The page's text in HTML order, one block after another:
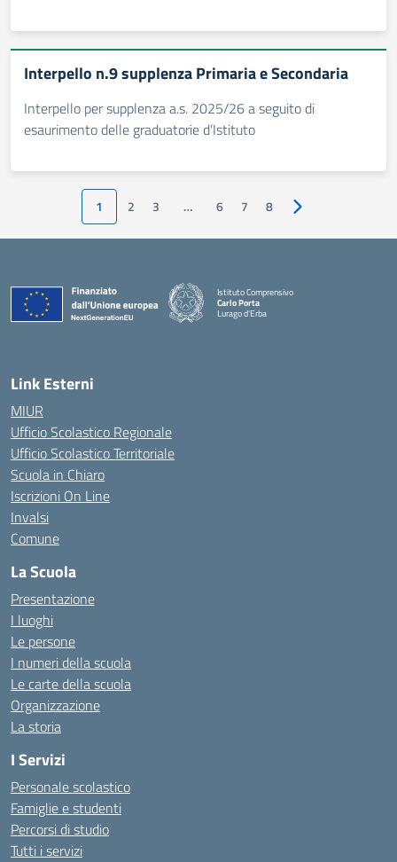
Interpello n.9 supplenza Primaria e Secondaria
Interpello per supplenza a.s. 2025/26 a seguito di
esaurimento delle graduatorie d’Istituto
1 2 3 … 6 7 8 Pagina successiva
Istituto Comprensivo
Carlo Porta
Lurago d'Erba
— Visita la pagina iniziale della scuola
Link Esterni
MIUR
Ufficio Scolastico Regionale
Ufficio Scolastico Territoriale
Scuola in Chiaro
Iscrizioni On Line
Invalsi
Comune
La Scuola
Presentazione
I luoghi
Le persone
I numeri della scuola
Le carte della scuola
Organizzazione
La storia
I Servizi
Personale scolastico
Famiglie e studenti
Percorsi di studio
Tutti i servizi